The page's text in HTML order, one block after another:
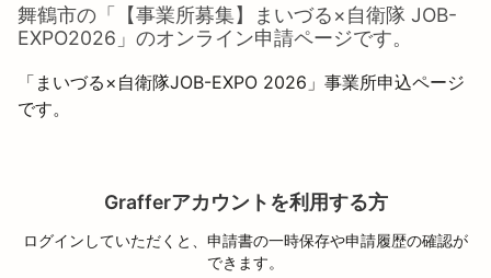
舞鶴市の「
【事業所募集】まいづる×自衛隊 JOB-
EXPO2026 」のオンライン申請ページです。
「まいづる×自衛隊JOB-EXPO 2026」事業所申込ページ
です。
Grafferアカウントを利用する方
ログインしていただくと、申請書の一時保存や申請履歴の確認が
できます。